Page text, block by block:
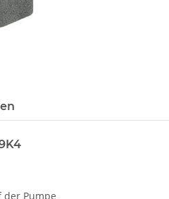
der Pumpe